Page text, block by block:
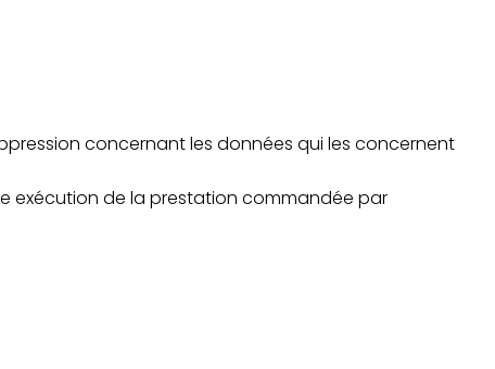
concernant les données qui les concernent
exécution de la prestation commandée par